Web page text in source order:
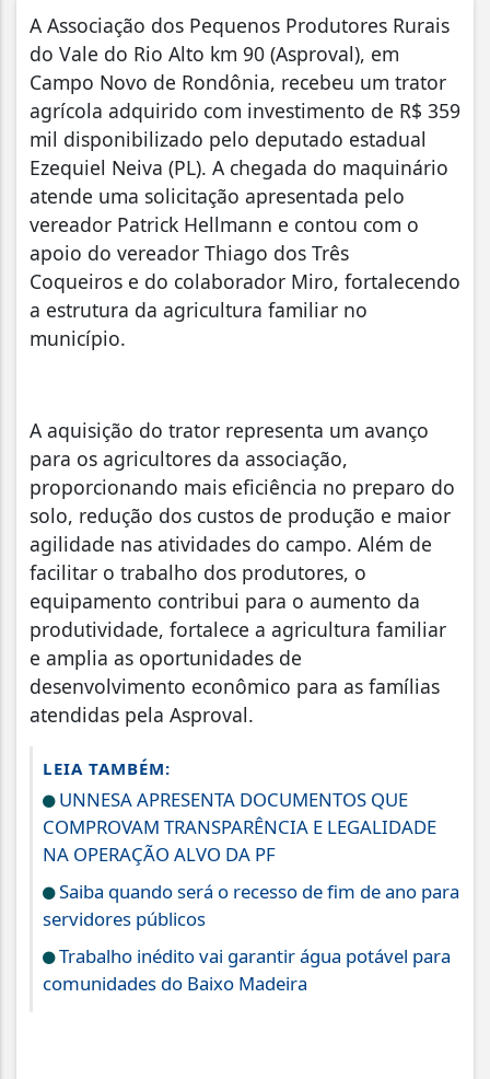
A Associação dos Pequenos Produtores Rurais
do Vale do Rio Alto km 90 (Asproval), em
Campo Novo de Rondônia, recebeu um trator
agrícola adquirido com investimento de R$ 359
mil disponibilizado pelo deputado estadual
Ezequiel Neiva (PL). A chegada do maquinário
atende uma solicitação apresentada pelo
vereador Patrick Hellmann e contou com o
apoio do vereador Thiago dos Três
Coqueiros e do colaborador Miro, fortalecendo
a estrutura da agricultura familiar no
município.
A aquisição do trator representa um avanço
para os agricultores da associação,
proporcionando mais eficiência no preparo do
solo, redução dos custos de produção e maior
agilidade nas atividades do campo. Além de
facilitar o trabalho dos produtores, o
equipamento contribui para o aumento da
produtividade, fortalece a agricultura familiar
e amplia as oportunidades de
desenvolvimento econômico para as famílias
atendidas pela Asproval.
LEIA TAMBÉM:
UNNESA APRESENTA DOCUMENTOS QUE
COMPROVAM TRANSPARÊNCIA E LEGALIDADE
NA OPERAÇÃO ALVO DA PF
Saiba quando será o recesso de fim de ano para
servidores públicos
Trabalho inédito vai garantir água potável para
comunidades do Baixo Madeira